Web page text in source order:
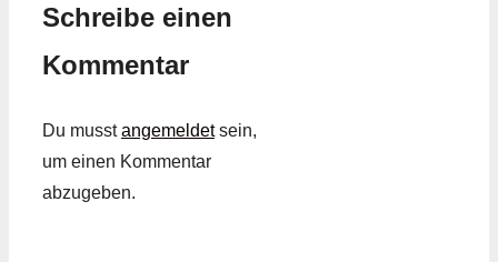
Schreibe einen
Kommentar
Du musstangemeldetsein,
um einen Kommentar
abzugeben.